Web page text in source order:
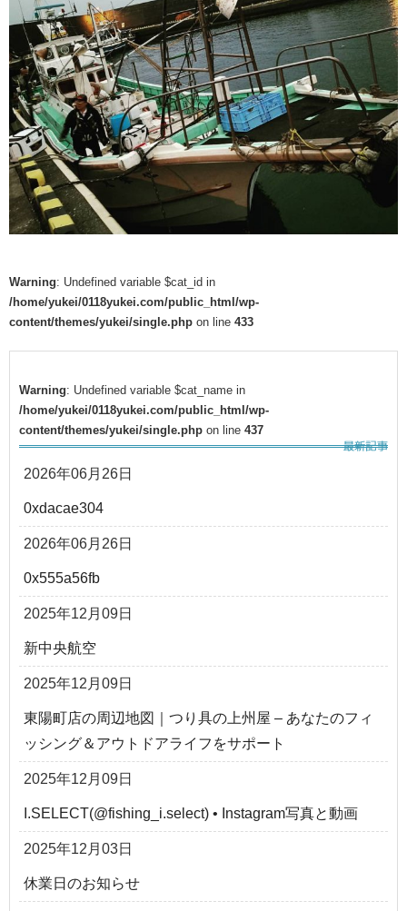
Warning: Undefined variable $cat_id in
/home/yukei/0118yukei.com/public_html/wp-
content/themes/yukei/single.php on line 433
Warning: Undefined variable $cat_name in
/home/yukei/0118yukei.com/public_html/wp-
content/themes/yukei/single.php on line 437
2026年06月26日
0xdacae304
2026年06月26日
0x555a56fb
2025年12月09日
新中央航空
2025年12月09日
東陽町店の周辺地図｜つり具の上州屋 – あなたのフィ
ッシング＆アウトドアライフをサポート
2025年12月09日
I.SELECT(@fishing_i.select) • Instagram写真と動画
2025年12月03日
休業日のお知らせ